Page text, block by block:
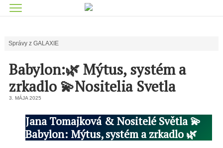
Správy z GALAXIE
Babylon:🌿 Mýtus, systém a
zrkadlo 💫Nositelia Svetla
3. MÁJA 2025
Jana Tomajková & Nositelé Světla 💫
Babylon: Mýtus, systém a zrkadlo 🌿